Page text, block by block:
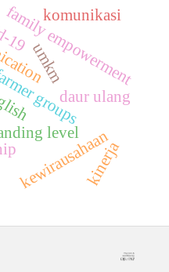
level
groups
umkm
family empowerment
daur ulang
kewirausahaan
komunikasi
19
kinerja